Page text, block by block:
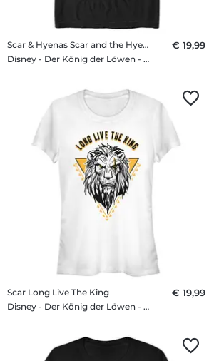
Scar & Hyenas Scar and the Hyenas
Disney - Der König der Löwen - Scar & Hyenas Scar and the Hyenas - Männer T-Shirt
€ 19,99
Scar Long Live The King
Disney - Der König der Löwen - Scar Long Live The King - Frauen T-Shirt
€ 19,99